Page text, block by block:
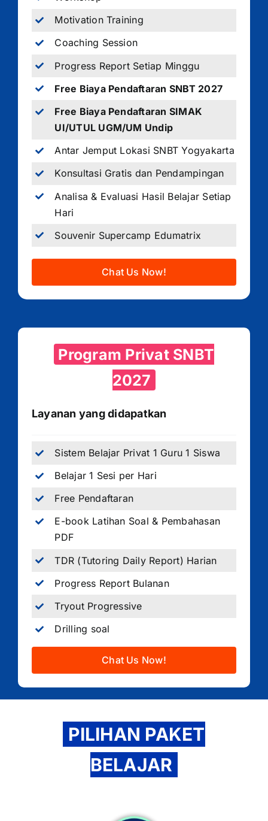
Motivation Training
Coaching Session
Progress Report Setiap Minggu
Free Biaya Pendaftaran SNBT 2027
Free Biaya Pendaftaran SIMAK
UI/UTUL UGM/UM Undip
Antar Jemput Lokasi SNBT Yogyakarta
Konsultasi Gratis dan Pendampingan
Analisa & Evaluasi Hasil Belajar Setiap
Hari
Souvenir Supercamp Edumatrix
Chat Us Now!
Program Privat SNBT
2027
Layanan yang didapatkan
Sistem Belajar Privat 1 Guru 1 Siswa
Belajar 1 Sesi per Hari
Free Pendaftaran
E-book Latihan Soal & Pembahasan
PDF
TDR (Tutoring Daily Report) Harian
Progress Report Bulanan
Tryout Progressive
Drilling soal
Chat Us Now!
PILIHAN PAKET
BELAJAR